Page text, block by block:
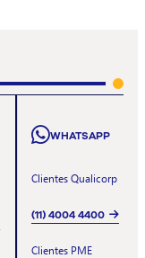
WHATSAPP
Clientes Qualicorp
(11) 4004 4400
Clientes PME